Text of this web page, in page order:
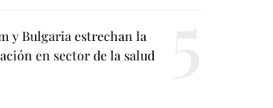
y Bulgaria estrechan la
en sector de la salud